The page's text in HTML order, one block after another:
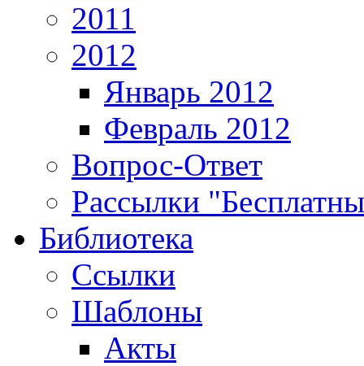
2011
2012
Январь 2012
Февраль 2012
Вопрос-Ответ
Рассылки
Библиотека
Ссылки
Шаблоны
Акты